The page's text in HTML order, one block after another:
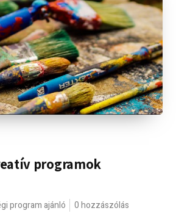
programok
program ajánló 0 hozzászólás